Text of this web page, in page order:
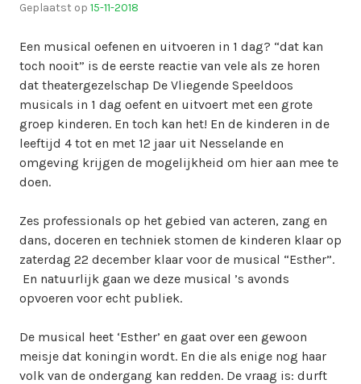
Geplaatst op 15-11-2018
o
r
k
i
n
w
e
a
s
t
e
r
Een musical oefenen en uitvoeren in 1 dag? “dat kan
toch nooit” is de eerste reactie van vele als ze horen
dat theatergezelschap De Vliegende Speeldoos
musicals in 1 dag oefent en uitvoert met een grote
groep kinderen. En toch kan het! En de kinderen in de
leeftijd 4 tot en met 12 jaar uit Nesselande en
omgeving krijgen de mogelijkheid om hier aan mee te
doen.
Zes professionals op het gebied van acteren, zang en
dans, doceren en techniek stomen de kinderen klaar op
zaterdag 22 december klaar voor de musical “Esther”.
En natuurlijk gaan we deze musical ’s avonds
opvoeren voor echt publiek.
De musical heet ‘Esther’ en gaat over een gewoon
meisje dat koningin wordt. En die als enige nog haar
volk van de ondergang kan redden. De vraag is: durft